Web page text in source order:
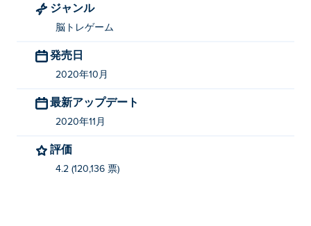
ジャンル
脳トレゲーム
発売日
2020年10月
最新アップデート
2020年11月
評価
4.2 (120,136 票)